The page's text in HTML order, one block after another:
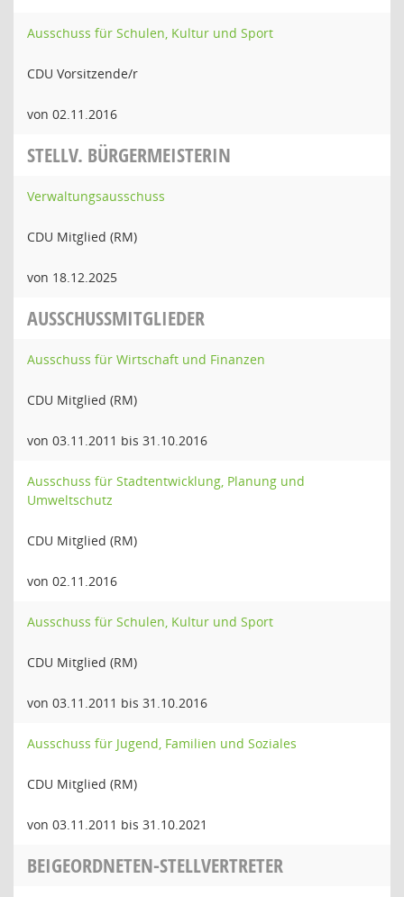
Ausschuss für Schulen, Kultur und Sport
CDU Vorsitzende/r
von 02.11.2016
STELLV. BÜRGERMEISTERIN
Verwaltungsausschuss
CDU Mitglied (RM)
von 18.12.2025
AUSSCHUSSMITGLIEDER
Ausschuss für Wirtschaft und Finanzen
CDU Mitglied (RM)
von 03.11.2011 bis 31.10.2016
Ausschuss für Stadtentwicklung, Planung und
Umweltschutz
CDU Mitglied (RM)
von 02.11.2016
Ausschuss für Schulen, Kultur und Sport
CDU Mitglied (RM)
von 03.11.2011 bis 31.10.2016
Ausschuss für Jugend, Familien und Soziales
CDU Mitglied (RM)
von 03.11.2011 bis 31.10.2021
BEIGEORDNETEN-STELLVERTRETER